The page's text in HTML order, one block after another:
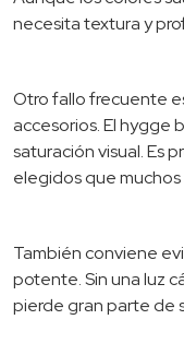
necesita textura y
Otro fallo frecuente
accesorios. El hygge
saturación visual. Es
elegidos que muchos
También conviene
potente. Sin una luz
pierde gran parte de